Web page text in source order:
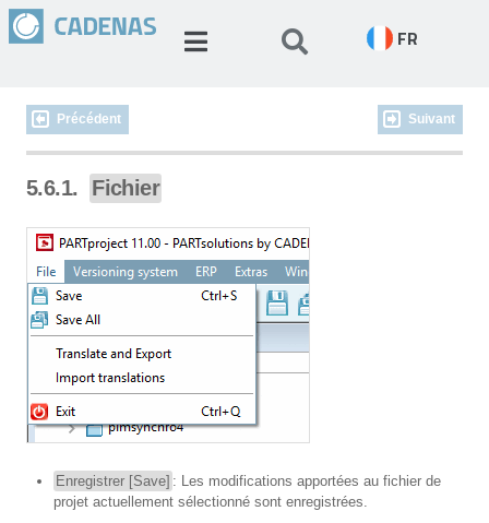
FR
Précédent Suivant
5.6.1. Fichier
Enregistrer [Save] : Les modifications apportées au fichier de
projet actuellement sélectionné sont enregistrées.